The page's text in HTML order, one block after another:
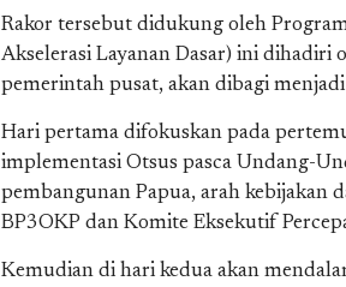
Rakor tersebut didukung oleh
Akselerasi Layanan Dasar) ini
pemerintah pusat, akan dibagi
Hari pertama difokuskan pada
implementasi Otsus pasca Undang-
pembangunan Papua, arah kebijakan
BP3OKP dan Komite Eksekutif
Kemudian di hari kedua akan